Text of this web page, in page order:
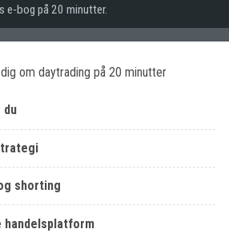
e-bog på 20 minutter.
om daytrading på 20 minutter
du
shorting
handelsplatform